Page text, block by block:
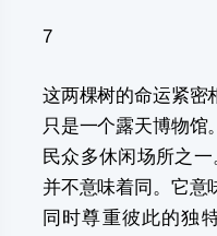
7
这两棵树的命运紧密
只是一个露天博物馆
民众多休闲场所之
并不意味着同。它意
同时尊重彼此的独